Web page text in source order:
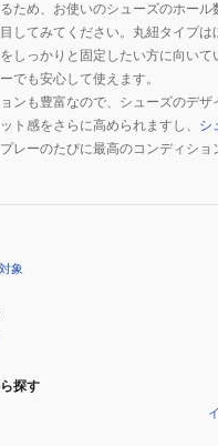
ため、お使いのシューズのホール
してみてください。丸紐タイプ
しっかりと固定したい方に向い
でも安心して使えます。
ンも豊富なので、シューズのデ
ト感をさらに高められますし、 シ
レーのたびに最高のコンディショ
象
探す